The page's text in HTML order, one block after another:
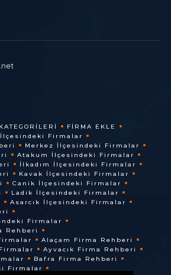
FIRMA EKLE
İlçesindeki Firmalar
Merkez İlçesindeki Firmalar
Atakum İlçesindeki Firmalar
İlkadım İlçesindeki Firmalar
Kavak İlçesindeki Firmalar
Canik İlçesindeki Firmalar
Ladik İlçesindeki Firmalar
Asarcık İlçesindeki Firmalar
Firmalar
Rehberi
Alaçam Firma Rehberi
Ayvacık Firma Rehberi
Bafra Firma Rehberi
Firmalar